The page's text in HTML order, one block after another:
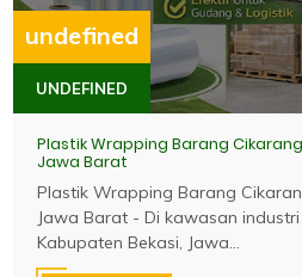
undefined
UNDEFINED
Plastik Wrapping Barang
Jawa Barat
Plastik Wrapping Barang
Jawa Barat - Di kawasan
Kabupaten Bekasi, Jawa...